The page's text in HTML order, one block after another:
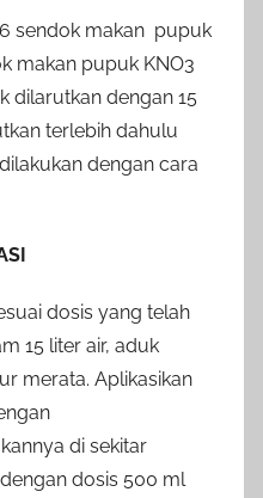
sendok makan pupuk
makan pupuk KNO3
dilarutkan dengan 15
terlebih dahulu
dengan cara
dosis yang telah
15 liter air, aduk
merata. Aplikasikan
di sekitar
dosis 500 ml